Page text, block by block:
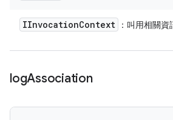
IInvocationContext ：叫用相關資
logAssociation